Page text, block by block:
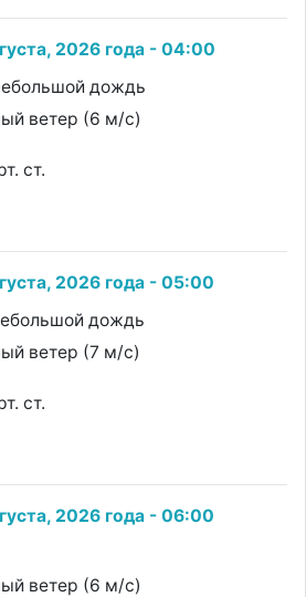
2026 года - 04:00
дождь
ветер (6 м/с)
ст.
2026 года - 05:00
дождь
ветер (7 м/с)
ст.
2026 года - 06:00
ветер (6 м/с)